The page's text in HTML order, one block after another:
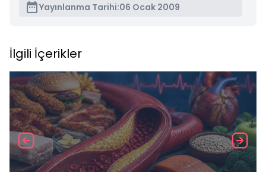
Yayınlanma Tarihi:06 Ocak 2009
İlgili İçerikler